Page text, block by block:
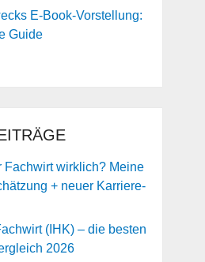
Fachwirt wirklich? Meine
+ neuer Karriere-
(IHK) – die besten
2026